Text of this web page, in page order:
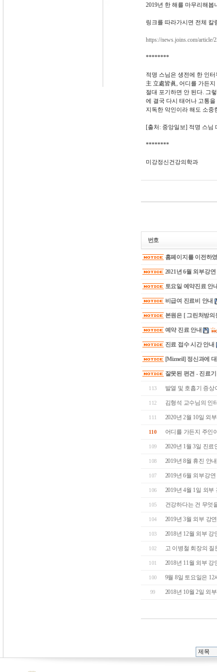
2019년 한 해를 마무리해봅
링크를 따라가시면 전체 칼
https://news.joins.com/article/
********
적명 스님은 생전에 한 인
主 立處皆眞, 어디를 가든
절대 포기하면 안 된다. 그
에 결국 다시 태어나 고통
지독한 악인이라 해도 소중
[출처: 중앙일보] 적명 스님
********
미강정신건강의학과
번호
홈페이지를 이전하
2021년 6월 외부강
토요일 예약진료 안
비급여 진료비 안내
본원은 [ 그린처방의
예약 진료 안내
진료 접수 시간 안내
[Mizneil] 정신과에
잘못된 편견 - 진료
113 발열 및 호흡기 증
112 김형석 교수님의 인
111 2020년 2월 10일 외
110 어디를 가든지 주인
109 2020년 1월 3일 진료
108 2019년 8월 휴진 안
107 2019년 6월 외부강
106 2019년 4월 1일 외부
105 건강하다는 건 무엇
104 2019년 3월 외부 강
103 2018년 12월 외부
102 고 이병철 회장의
101 2018년 11월 외부
100 9월 8일 토요일은
99 2018년 10월 2일 외